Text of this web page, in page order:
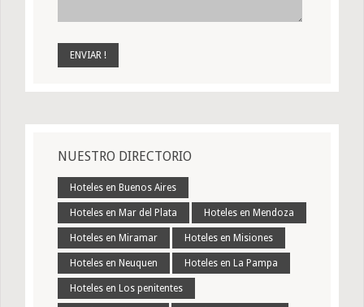
NUESTRO DIRECTORIO
Hoteles en Buenos Aires
Hoteles en Mar del Plata Hoteles en Mendoza
Hoteles en Miramar Hoteles en Misiones
Hoteles en Neuquen Hoteles en La Pampa
Hoteles en Los penitentes